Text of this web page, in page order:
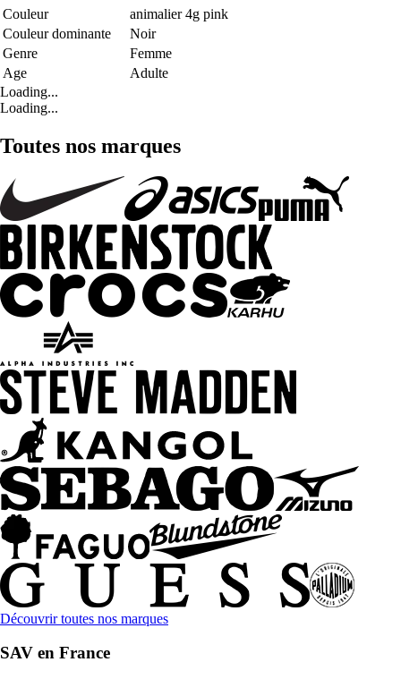
Couleur
animalier 4g pink
Couleur dominante
Noir
Genre
Femme
Age
Adulte
Loading...
Loading...
Toutes nos marques
Découvrir toutes nos marques
SAV en France